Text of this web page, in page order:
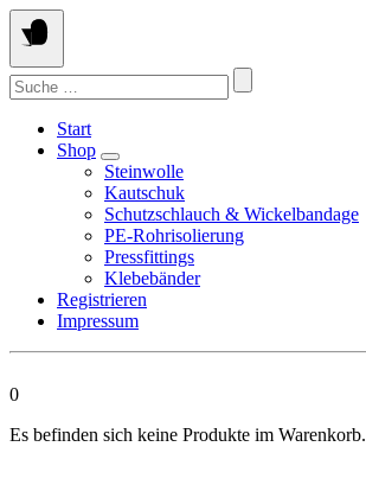
Springen
Sie
zum
Inhalt
Suchen
nach:
Start
Shop
Steinwolle
Kautschuk
Schutzschlauch & Wickelbandage
PE-Rohrisolierung
Pressfittings
Klebebänder
Registrieren
Impressum
0
Es befinden sich keine Produkte im Warenkorb.